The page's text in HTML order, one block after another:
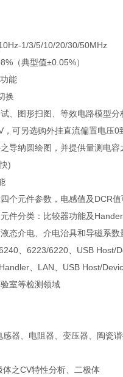
1/3/5/10/20/30/50MHz
（典型值±0.05%）
能
换
、图形扫图、等效电路模型分
，可另选购外挂直流偏置电压
导纳圆绘图，并提供量测电容
)
个元件参数，电感值及DCR
件分类：比较器功能及
态介电、介电治具和导磁系数
、6223/6220、USB Host/
、LAN、USB Host/
室等检测领域
感器、电阻器、变压器、陶瓷
体之CV特性分析、二极体